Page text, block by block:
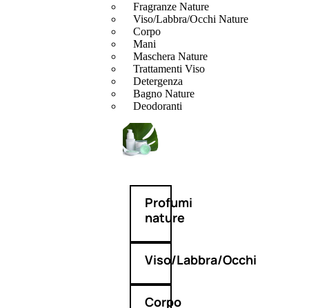
Fragranze Nature
Viso/Labbra/Occhi Nature
Corpo
Mani
Maschera Nature
Trattamenti Viso
Detergenza
Bagno Nature
Deodoranti
Profumi
nature
Viso/Labbra/Occhi
Corpo